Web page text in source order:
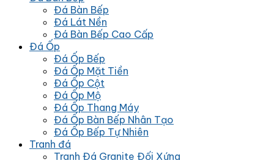
Đá Bàn Bếp
Đá Lát Nền
Đá Bàn Bếp Cao Cấp
Đá Ốp
Đá Ốp Bếp
Đá Ốp Mặt Tiền
Đá Ốp Cột
Đá Ốp Mộ
Đá Ốp Thang Máy
Đá Ốp Bàn Bếp Nhân Tạo
Đá Ốp Bếp Tự Nhiên
Tranh đá
Tranh Đá Granite Đối Xứng